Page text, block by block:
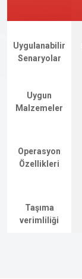
Uygulanabilir
Senaryolar
Uygun
Malzemeler
Operasyon
Özellikleri
Taşıma
verimliliği